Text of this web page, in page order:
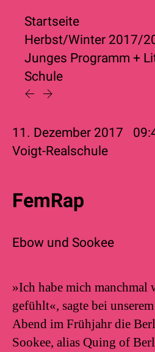
Startseite
Herbst/Winter 2017/
Junges Programm +
Schule
11. Dezember 2017
Voigt-Realschule
FemRap
Ebow und Sookee
»Ich habe mich manchmal
gefühlt«, sagte bei
Abend im Frühjahr die
Sookee, alias Quing of